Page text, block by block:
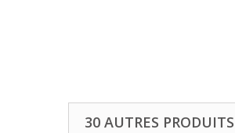
30 AUTRES